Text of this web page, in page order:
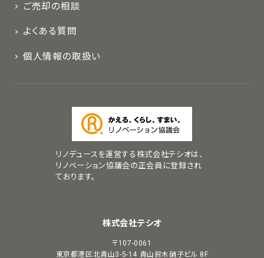
ご売却の相談
よくある質問
個人情報の取扱い
リノデュースを運営する株式会社テシオは、
リノベーション協議会の正会員に登録され
ております。
株式会社テシオ
〒107-0061
東京都港区北青山3-5-14 青山鈴木硝子ビル 8F